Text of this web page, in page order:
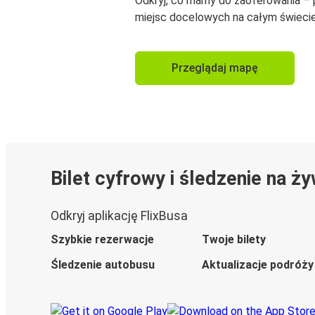
miejsc docelowych na całym
Przeglądaj mapę
Bilet cyfrowy i śledzenie na
Odkryj aplikację FlixBusa
Szybkie rezerwacje
Twoje bilety
Śledzenie autobusu
Aktualizacje podróży